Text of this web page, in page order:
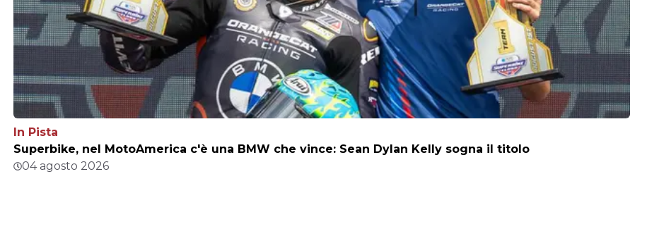
In Pista
Superbike, nel MotoAmerica c'è una BMW che vince: Sean Dylan Kelly sogna il titolo
04 agosto 2026